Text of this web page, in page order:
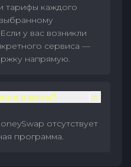
тарифы каждого
у вас возникли
сервиса —
напрямую.
отсутствует
программа.